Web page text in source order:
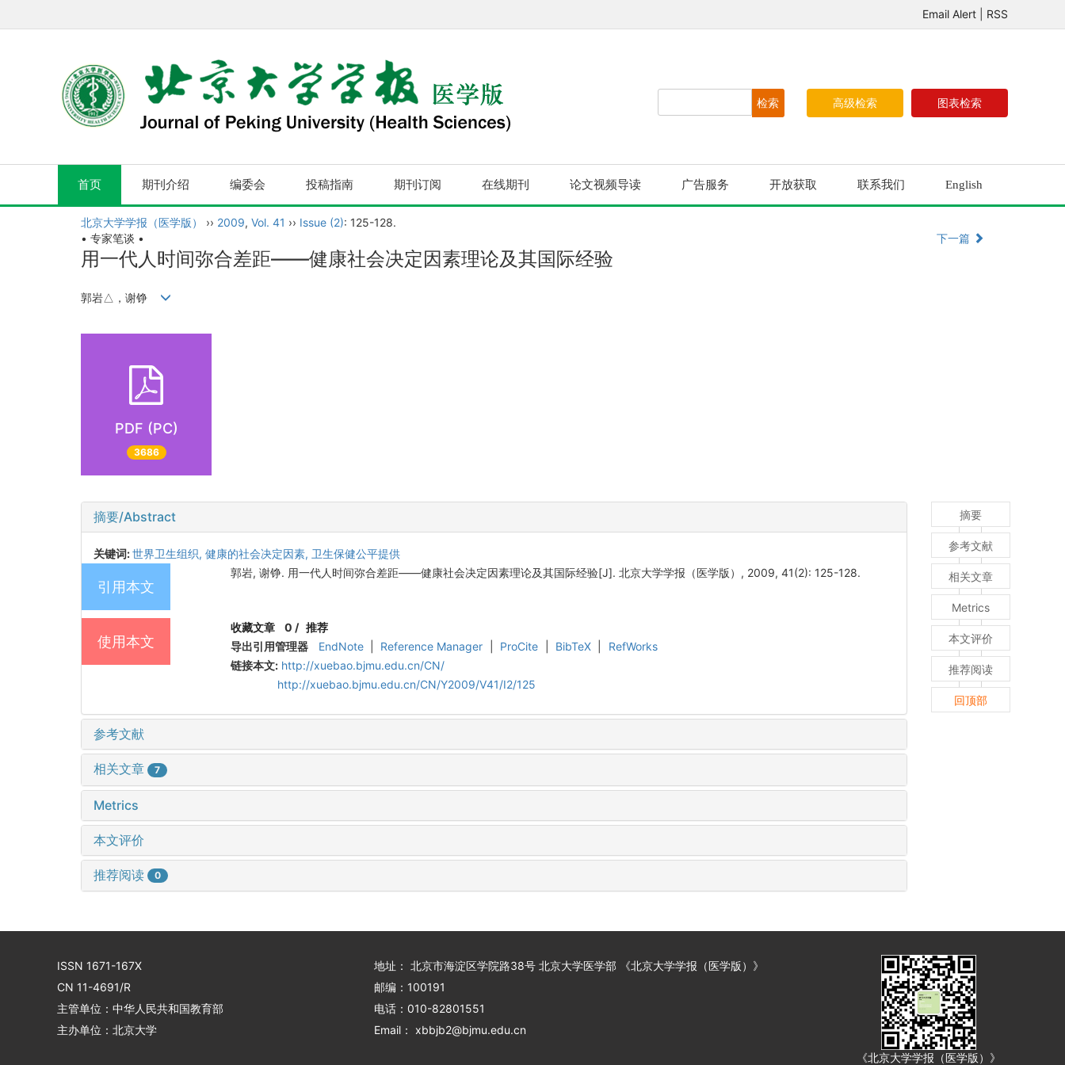
Email Alert RSS
图表检索
高级检索
首页 期刊介绍 编委会 投稿指南 期刊订阅 在线期刊 论文视频导读 广告服务 开放获取 联系我们 English
北京大学学报（医学版） ›› 2009, Vol. 41 ›› Issue (2): 125-128.
• 专家笔谈 •
下一篇
用一代人时间弥合差距——健康社会决定因素理论及其国际经验
郭岩△，谢铮
PDF (PC)
3686
摘要/Abstract
关键词:世界卫生组织, 健康的社会决定因素, 卫生保健公平提供
引用本文
郭岩, 谢铮. 用一代人时间弥合差距——健康社会决定因素理论及其国际经验[J]. 北京大学学报（医学版）, 2009, 41(2): 125-128.
使用本文
收藏文章 0 / 推荐
导出引用管理器
EndNote Reference Manager ProCite BibTeX
RefWorks
链接本文: http://xuebao.bjmu.edu.cn/CN/
http://xuebao.bjmu.edu.cn/CN/Y2009/V41/I2/125
参考文献
相关文章 7
Metrics
本文评价
推荐阅读 0
摘要
参考文献
相关文章
Metrics
本文评价
推荐阅读
回顶部
ISSN 1671-167X
CN 11-4691/R
主管单位：中华人民共和国教育部
主办单位：北京大学
地址： 北京市海淀区学院路38号 北京大学医学部 《北京大学学报（医学版）》
邮编：100191
电话：010-82801551
Email： xbbjb2@bjmu.edu.cn
《北京大学学报（医学版）》